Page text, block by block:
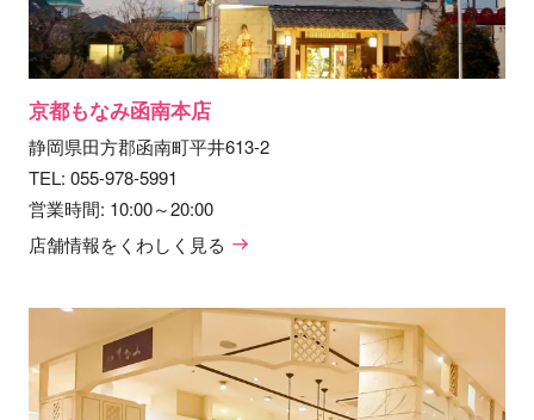
京都もなみ函南本店
静岡県田方郡函南町平井613-2
TEL: 055-978-5991
営業時間: 10:00～20:00
店舗情報をくわしく見る